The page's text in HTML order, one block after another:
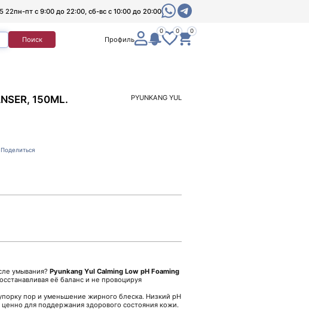
22пн-пт с 9:00 до 22:00, сб-вс с 10:00 до 20:00
Поиск Профиль
0 0 0
150ML. PYUNKANG YUL
Поделиться
умывания? Pyunkang Yul Calming Low pH Foaming
её баланс и не провоцируя
пор и уменьшение жирного блеска. Низкий pH
для поддержания здорового состояния кожи.